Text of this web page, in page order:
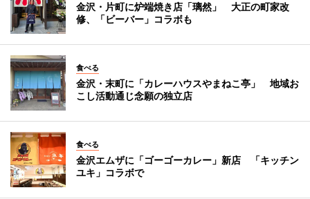
金沢・片町に炉端焼き店「璃然」 大正の町家改
修、「ビーバー」コラボも
食べる
金沢・末町に「カレーハウスやまねこ亭」 地域お
こし活動通じ念願の独立店
食べる
金沢エムザに「ゴーゴーカレー」新店 「キッチン
ユキ」コラボで